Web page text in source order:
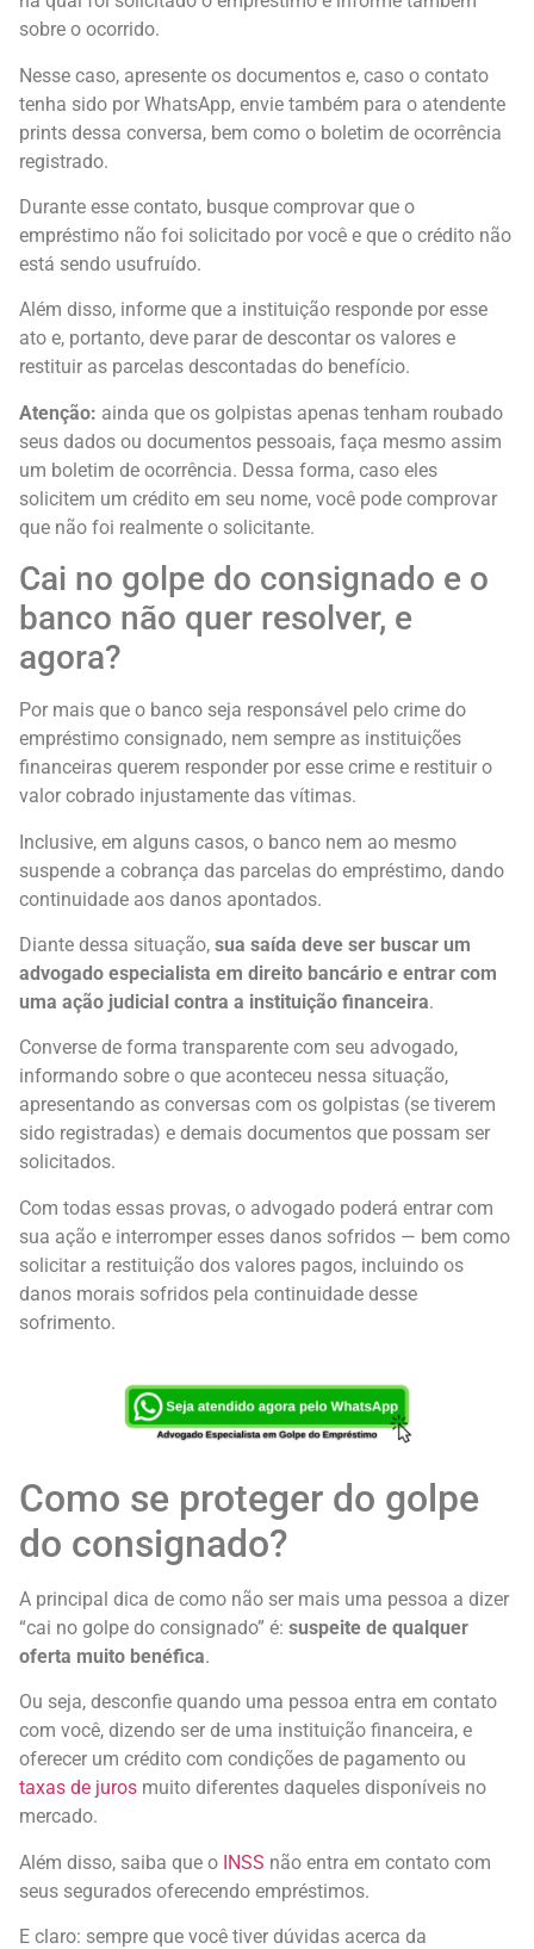
sobre o ocorrido.
Nesse caso, apresente os documentos e, caso o contato
tenha sido por WhatsApp, envie também para o atendente
prints dessa conversa, bem como o boletim de ocorrência
registrado.
Durante esse contato, busque comprovar que o
empréstimo não foi solicitado por você e que o crédito não
está sendo usufruído.
Além disso, informe que a instituição responde por esse
ato e, portanto, deve parar de descontar os valores e
restituir as parcelas descontadas do benefício.
Atenção: ainda que os golpistas apenas tenham roubado
seus dados ou documentos pessoais, faça mesmo assim
um boletim de ocorrência. Dessa forma, caso eles
solicitem um crédito em seu nome, você pode comprovar
que não foi realmente o solicitante.
Cai no golpe do consignado e o
banco não quer resolver, e
agora?
Por mais que o banco seja responsável pelo crime do
empréstimo consignado, nem sempre as instituições
financeiras querem responder por esse crime e restituir o
valor cobrado injustamente das vítimas.
Inclusive, em alguns casos, o banco nem ao mesmo
suspende a cobrança das parcelas do empréstimo, dando
continuidade aos danos apontados.
Diante dessa situação, sua saída deve ser buscar um
advogado especialista em direito bancário e entrar com
uma ação judicial contra a instituição financeira.
Converse de forma transparente com seu advogado,
informando sobre o que aconteceu nessa situação,
apresentando as conversas com os golpistas (se tiverem
sido registradas) e demais documentos que possam ser
solicitados.
Com todas essas provas, o advogado poderá entrar com
sua ação e interromper esses danos sofridos — bem como
solicitar a restituição dos valores pagos, incluindo os
danos morais sofridos pela continuidade desse
sofrimento.
Como se proteger do golpe
do consignado?
A principal dica de como não ser mais uma pessoa a dizer
“cai no golpe do consignado” é: suspeite de qualquer
oferta muito benéfica.
Ou seja, desconfie quando uma pessoa entra em contato
com você, dizendo ser de uma instituição financeira, e
oferecer um crédito com condições de pagamento ou
taxas de juros muito diferentes daqueles disponíveis no
mercado.
Além disso, saiba que o INSS não entra em contato com
seus segurados oferecendo empréstimos.
E claro: sempre que você tiver dúvidas acerca da